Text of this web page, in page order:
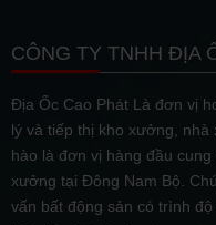
CÔNG TY TNHH ĐỊA
Địa Ốc Cao Phát Là đơn vị
lý và tiếp thị kho xưởng,
hào là đơn vị hàng đầu
xưởng tại Đông Nam Bộ.
vấn bất động sản có trình